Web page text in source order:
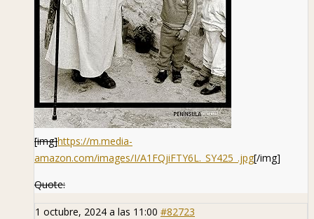
[img]https://m.media-
amazon.com/images/I/A1FQjiFTY6L._SY425_.jpg[/img]
Quote:
1 octubre, 2024 a las 11:00 #82723